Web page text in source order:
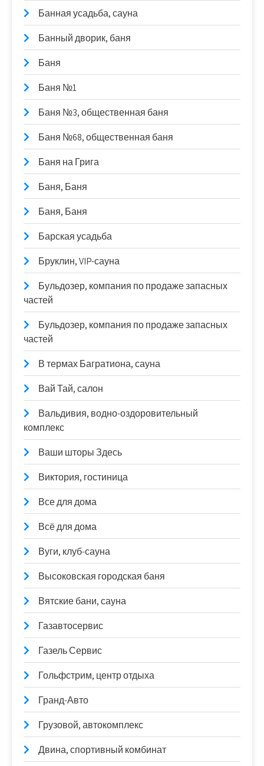
Банная усадьба, сауна
Банный дворик, баня
Баня
Баня №1
Баня №3, общественная баня
Баня №68, общественная баня
Баня на Грига
Баня, Баня
Баня, Баня
Барская усадьба
Бруклин, VIP-сауна
Бульдозер, компания по продаже запасных
частей
Бульдозер, компания по продаже запасных
частей
В термах Багратиона, сауна
Вай Тай, салон
Вальдивия, водно-оздоровительный
комплекс
Ваши шторы Здесь
Виктория, гостиница
Все для дома
Всё для дома
Вуги, клуб-сауна
Высоковская городская баня
Вятские бани, сауна
Газавтосервис
Газель Сервис
Гольфстрим, центр отдыха
Гранд-Авто
Грузовой, автокомплекс
Двина, спортивный комбинат